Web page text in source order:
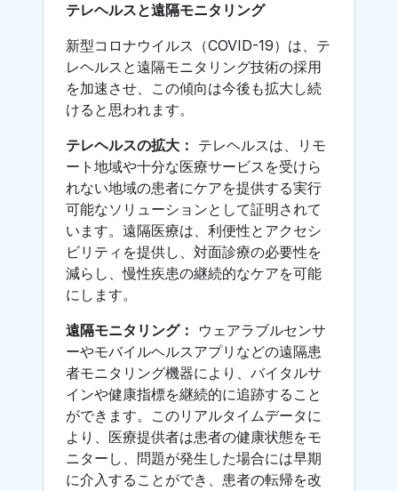
テレヘルスと遠隔モニタリング
新型コロナウイルス（COVID-19）は、テ
レヘルスと遠隔モニタリング技術の採用
を加速させ、この傾向は今後も拡大し続
けると思われます。
テレヘルスの拡大： テレヘルスは、リモ
ート地域や十分な医療サービスを受けら
れない地域の患者にケアを提供する実行
可能なソリューションとして証明されて
います。遠隔医療は、利便性とアクセシ
ビリティを提供し、対面診療の必要性を
減らし、慢性疾患の継続的なケアを可能
にします。
遠隔モニタリング：
ウェアラブルセンサ
ーやモバイルヘルスアプリなどの遠隔患
者モニタリング機器により、バイタルサ
インや健康指標を継続的に追跡すること
ができます。このリアルタイムデータに
より、医療提供者は患者の健康状態をモ
ニターし、問題が発生した場合には早期
に介入することができ、患者の転帰を改